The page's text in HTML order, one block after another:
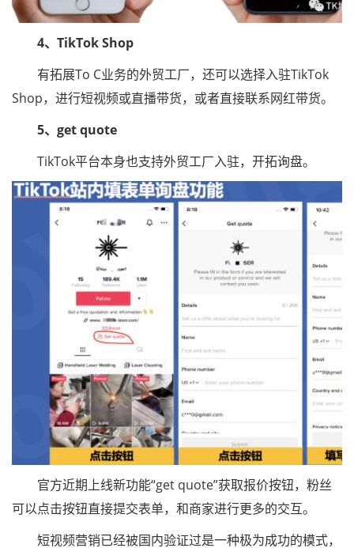
4、TikTok Shop
有拓展To C业务的外贸工厂，还可以选择入驻TikTok
Shop，进行短视频或直播带货，或者直接联系网红带货。
5、get quote
TikTok平台本身也支持外贸工厂入驻，开拓询盘。
官方近期上线新功能“get quote”获取报价按钮，粉丝
可以点击按钮直接提交表单，和商家进行更多的交互。
短视频营销已经被国内验证过是一种极为成功的模式，